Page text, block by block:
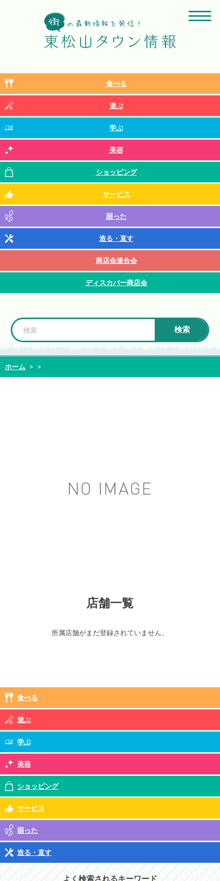
食べる
遊ぶ
学ぶ
美容
ショッピング
サービス
困った
造る・直す
商店会連合会
ディスカバー商店会
検索
ホーム > >
店舗一覧
所属店舗がまだ登録されていません。
食べる
遊ぶ
学ぶ
美容
ショッピング
サービス
困った
造る・直す
よく検索されるキーワード